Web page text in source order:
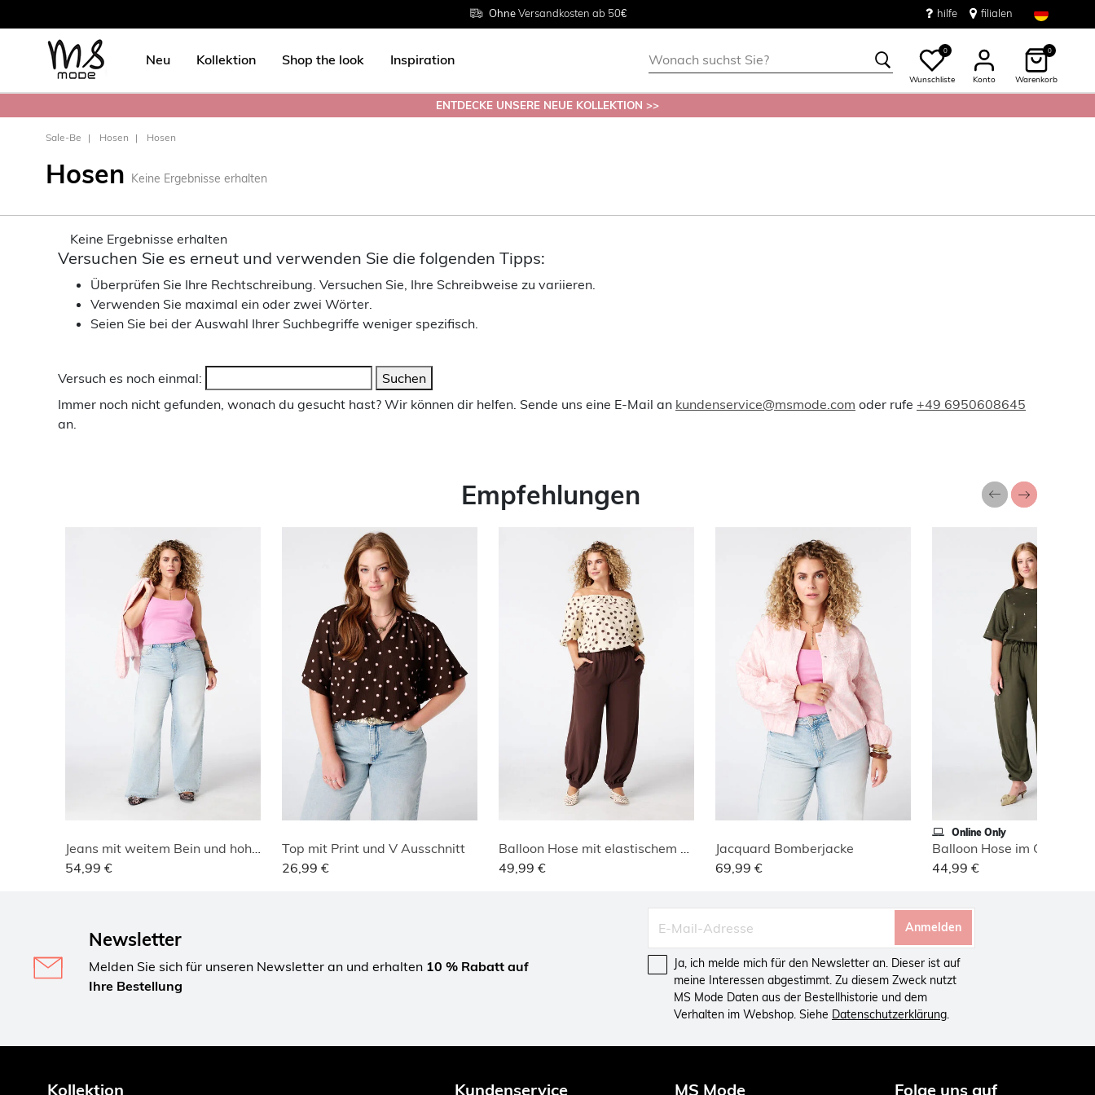
OhneVersandkosten ab 50€
Grösse38 - 54
Rückgabe innerhalb 30 Tagen hilfe filialen
Neu Kollektion Shop the look Inspiration
0
Wunschliste Konto
0
Warenkorb
ENTDECKE UNSERE NEUE KOLLEKTION >>
Sale-Be Hosen Hosen
Hosen Keine Ergebnisse erhalten
Keine Ergebnisse erhalten
Versuchen Sie es erneut und verwenden Sie die folgenden Tipps:
Überprüfen Sie Ihre Rechtschreibung. Versuchen Sie, Ihre Schreibweise zu variieren.
Verwenden Sie maximal ein oder zwei Wörter.
Seien Sie bei der Auswahl Ihrer Suchbegriffe weniger spezifisch.
Versuch es noch einmal:
Suchen
Immer noch nicht gefunden, wonach du gesucht hast? Wir können dir helfen. Sende uns eine E-Mail an kundenservice@msmode.com oder rufe +49 6950608645
an.
Empfehlungen
54,99 €
Top mit Print und V Ausschnitt
26,99 €
49,99 €
Jacquard Bomberjacke
69,99 €
Online Only
Balloon Hose im Cargo
44,99 €
Newsletter
Melden Sie sich für unseren Newsletter an und erhalten 10 % Rabatt auf
Ihre Bestellung
Anmelden
Ja, ich melde mich für den Newsletter an. Dieser ist auf
meine Interessen abgestimmt. Zu diesem Zweck nutzt
MS Mode Daten aus der Bestellhistorie und dem
Verhalten im Webshop. Siehe Datenschutzerklärung
Kollektion Kundenservice MS Mode Folge uns auf